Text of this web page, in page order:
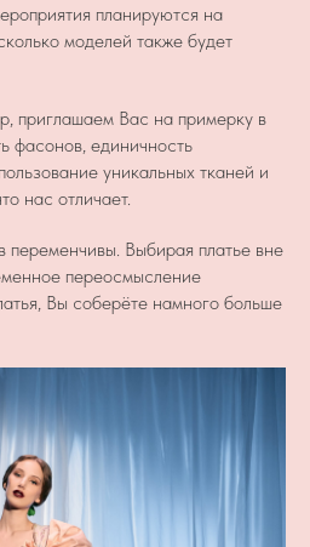
планируются на
моделей также будет
приглашаем Вас на примерку в
фасонов, единичность
уникальных тканей и
нас отличает.
переменчивы. Выбирая платье вне
переосмысление
Вы соберёте намного больше